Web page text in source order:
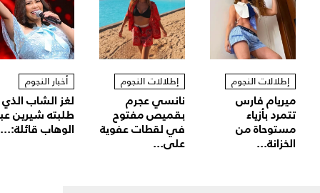
إطلالات النجوم
ميريام فارس
تتمرد بأزياء
مستوحاة من
الخزانة...
إطلالات النجوم
نانسي عجرم
بقميص مفتوح
في لقطات عفوية
على...
أخبار النجوم
لغز الشاب الذي
طلبته شيرين
الوهاب قائلة:...